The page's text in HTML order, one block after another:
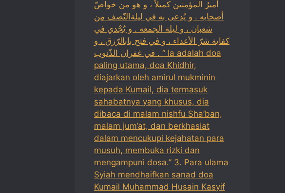
أميرُ المؤمنين كميلاً ، و هو من خواصّ
أصحابه . و يُدعى به في ليلةالنّصف مِن
شعبان ، و ليلة الجمعة . و يُجْدي في
كفاية شرّ الأعداء ، و في فتح بابالرّزق ، و
في غفران الذّنوب . “ Ia adalah doa
paling utama, doa Khidhir,
diajarkan oleh amirul mukminin
kepada Kumail, dia termasuk
sahabatnya yang khusus, dia
dibaca di malam nishfu Sha’ban,
malam jum’at, dan berkhasiat
dalam mencukupi kejahatan para
musuh, membuka rizki dan
mengampuni dosa.” 3. Para ulama
Syiah mendhaifkan sanad doa
Kumail Muhammad Husain Kasyif